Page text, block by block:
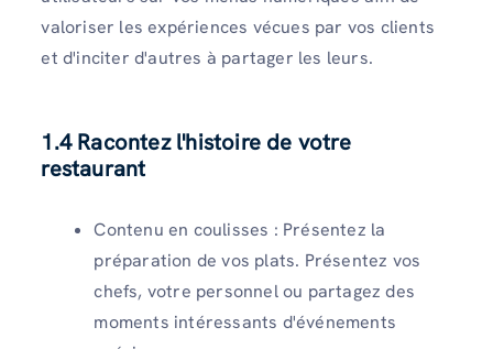
valoriser les expériences vécues par vos clients
et d'inciter d'autres à partager les leurs.
1.4 Racontez l'histoire de votre
restaurant
Contenu en coulisses : Présentez la
préparation de vos plats. Présentez vos
chefs, votre personnel ou partagez des
moments intéressants d'événements